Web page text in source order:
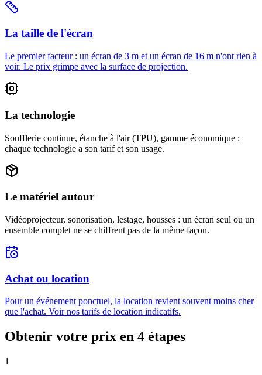
La taille de l'écran
Le premier facteur : un écran de 3 m et un écran de 16 m n'ont rien à
voir. Le prix grimpe avec la surface de projection.
La technologie
Soufflerie continue, étanche à l'air (TPU), gamme économique :
chaque technologie a son tarif et son usage.
Le matériel autour
Vidéoprojecteur, sonorisation, lestage, housses : un écran seul ou un
ensemble complet ne se chiffrent pas de la même façon.
Achat ou location
Pour un événement ponctuel, la location revient souvent moins cher
que l'achat. Voir nos tarifs de location indicatifs.
Obtenir votre prix en 4 étapes
1